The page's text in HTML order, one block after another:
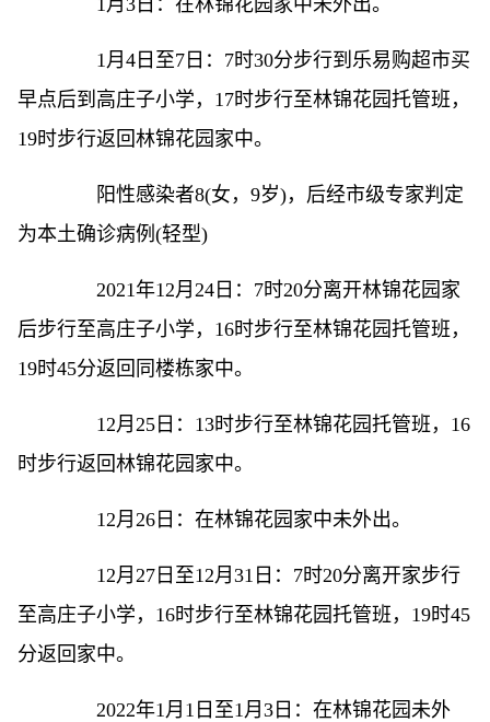
1月3日：在林锦花园家中未外出。
1月4日至7日：7时30分步行到乐易购超市买
早点后到高庄子小学，17时步行至林锦花园托管班，
19时步行返回林锦花园家中。
阳性感染者8(女，9岁)，后经市级专家判定
为本土确诊病例(轻型)
2021年12月24日：7时20分离开林锦花园家
后步行至高庄子小学，16时步行至林锦花园托管班，
19时45分返回同楼栋家中。
12月25日：13时步行至林锦花园托管班，16
时步行返回林锦花园家中。
12月26日：在林锦花园家中未外出。
12月27日至12月31日：7时20分离开家步行
至高庄子小学，16时步行至林锦花园托管班，19时45
分返回家中。
2022年1月1日至1月3日：在林锦花园未外